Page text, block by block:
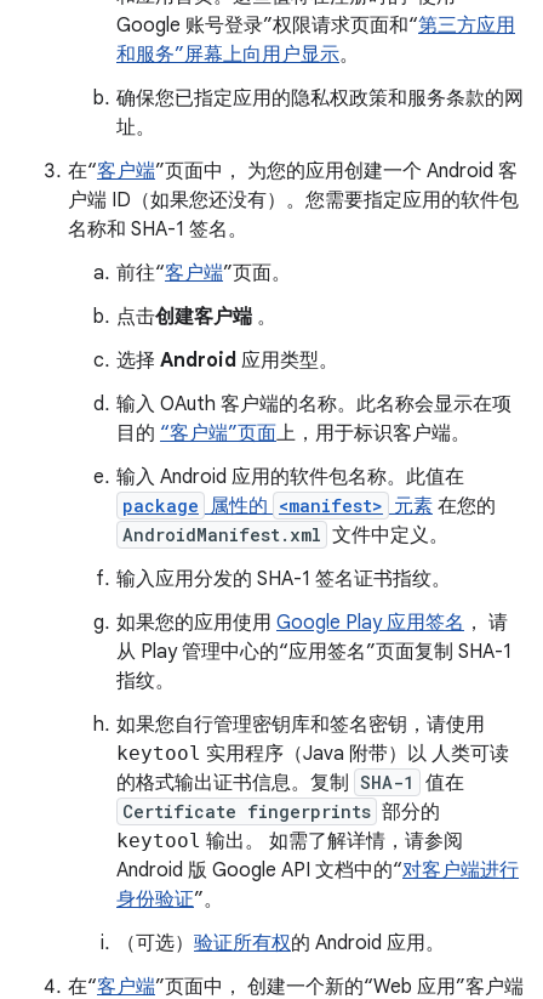
Google 账号登录”权限请求页面和“第三方应用
和服务”屏幕上向用户显示。
确保您已指定应用的隐私权政策和服务条款的网
址。
在“客户端”页面中， 为您的应用创建一个 Android 客
户端 ID（如果您还没有）。您需要指定应用的软件包
名称和 SHA-1 签名。
前往“客户端”页面。
点击创建客户端 。
选择 Android 应用类型。
输入 OAuth 客户端的名称。此名称会显示在项
目的 “客户端”页面上，用于标识客户端。
输入 Android 应用的软件包名称。此值在
package 属性的 <manifest> 元素 在您的
AndroidManifest.xml 文件中定义。
输入应用分发的 SHA-1 签名证书指纹。
如果您的应用使用 Google Play 应用签名 ， 请
从 Play 管理中心的“应用签名”页面复制 SHA-1
指纹。
如果您自行管理密钥库和签名密钥，请使用
keytool 实用程序（Java 附带）以 人类可读
的格式输出证书信息。复制 SHA-1 值在
Certificate fingerprints 部分的
keytool 输出。 如需了解详情，请参阅
Android 版 Google API 文档中的“对客户端进行
身份验证”。
（可选） 验证所有权的 Android 应用。
在“客户端”页面中， 创建一个新的“Web 应用”客户端